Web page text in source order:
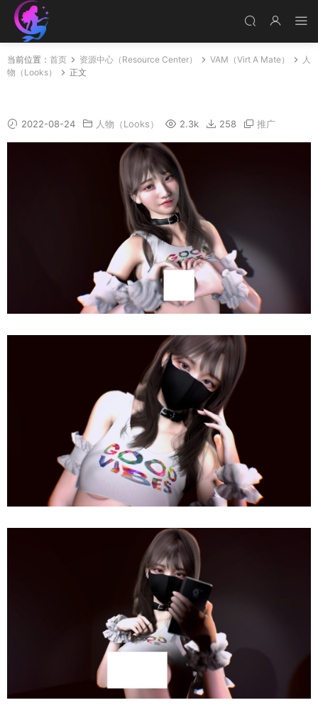
当前位置： 首页 资源中心（Resource Center） VAM（Virt A Mate）
人
物（Looks）
正文
2022-08-24 人物（Looks） 2.3k 258 推广